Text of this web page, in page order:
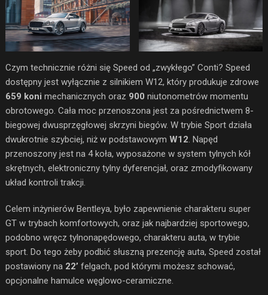
Czym technicznie różni się Speed od „zwykłego” Conti? Speed
dostępny jest wyłącznie z silnikiem W12, który produkuje zdrowe
659 koni mechanicznych oraz 900 niutonometrów momentu
obrotowego. Cała moc przenoszona jest za pośrednictwem 8-
biegowej dwusprzęgłowej skrzyni biegów. W trybie Sport działa
dwukrotnie szybciej, niż w podstawowym W12. Napęd
przenoszony jest na 4 koła, wyposażone w system tylnych kół
skrętnych, elektroniczny tylny dyferencjał, oraz zmodyfikowany
układ kontroli trakcji.
Celem inżynierów Bentleya, było zapewnienie charakteru super
GT w trybach komfortowych, oraz jak najbardziej sportowego,
podobno wręcz tylnonapędowego, charakteru auta, w trybie
sport. Do tego żeby podbić słuszną prezencję auta, Speed został
postawiony na 22’ felgach, pod którymi możesz schować,
opcjonalne hamulce węglowo-ceramiczne.